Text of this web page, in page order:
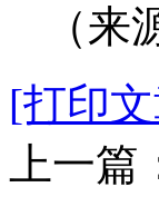
（来
[打印
上一篇